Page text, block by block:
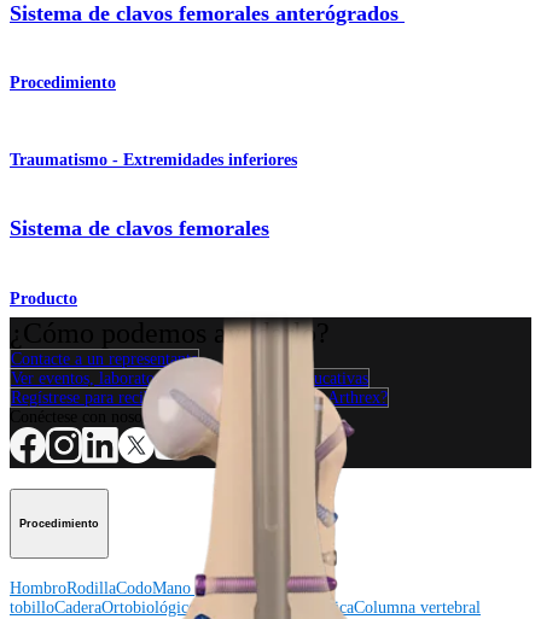
Sistema de clavos femorales anterógrados
Procedimiento
Traumatismo - Extremidades inferiores
Sistema de clavos femorales
Producto
¿Cómo podemos ayudarlo?
Contacte a un representante
Ver eventos, laboratorios y oportunidades educativas
Regístrese para recibir: ¿Qué hay de nuevo en Arthrex?
Conéctese con nosotros
Procedimiento
HombroRodillaCodoMano y muñeca
Pie y
tobilloCaderaOrtobiológicos Cirugía cardiotorácicaColumna vertebral